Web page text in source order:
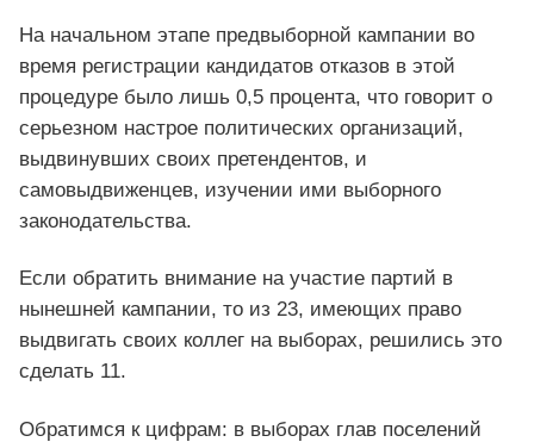
На начальном этапе предвыборной кампании во
время регистрации кандидатов отказов в этой
процедуре было лишь 0,5 процента, что говорит о
серьезном настрое политических организаций,
выдвинувших своих претендентов, и
самовыдвиженцев, изучении ими выборного
законодательства.
Если обратить внимание на участие партий в
нынешней кампании, то из 23, имеющих право
выдвигать своих коллег на выборах, решились это
сделать 11.
Обратимся к цифрам: в выборах глав поселений